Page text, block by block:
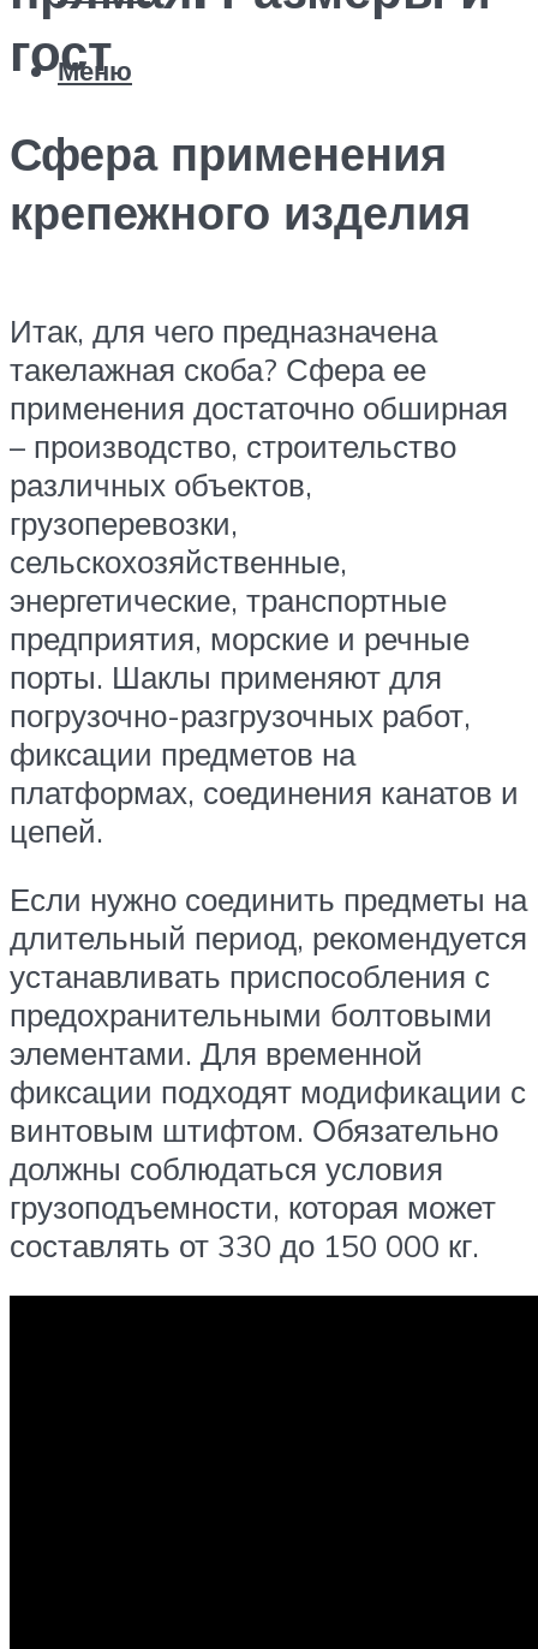
Меню
гост
Сфера применения
крепежного изделия
Итак, для чего предназначена
такелажная скоба? Сфера ее
применения достаточно обширная
– производство, строительство
различных объектов,
грузоперевозки,
сельскохозяйственные,
энергетические, транспортные
предприятия, морские и речные
порты. Шаклы применяют для
погрузочно-разгрузочных работ,
фиксации предметов на
платформах, соединения канатов и
цепей.
Если нужно соединить предметы на
длительный период, рекомендуется
устанавливать приспособления с
предохранительными болтовыми
элементами. Для временной
фиксации подходят модификации с
винтовым штифтом. Обязательно
должны соблюдаться условия
грузоподъемности, которая может
составлять от 330 до 150 000 кг.